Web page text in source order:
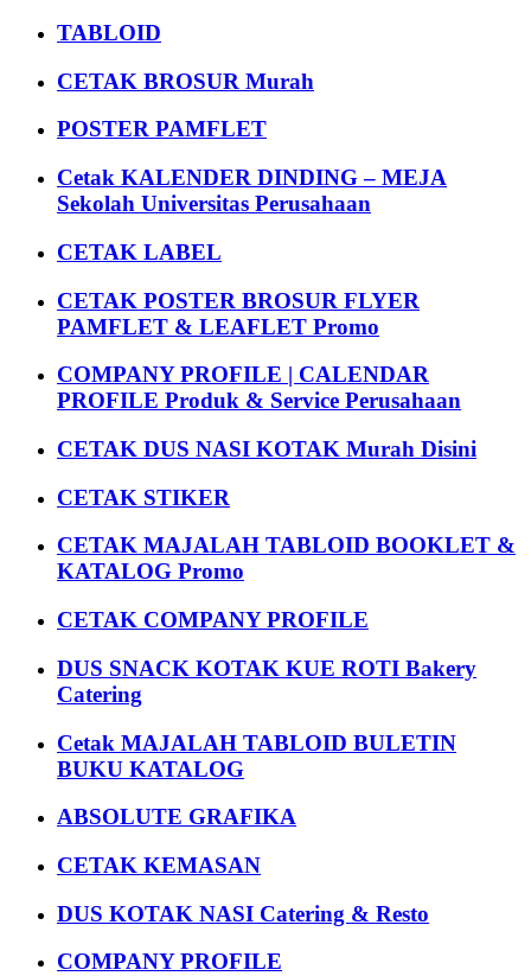
TABLOID
CETAK BROSUR Murah
POSTER PAMFLET
Cetak KALENDER DINDING – MEJA
Sekolah Universitas Perusahaan
CETAK LABEL
CETAK POSTER BROSUR FLYER
PAMFLET & LEAFLET Promo
COMPANY PROFILE | CALENDAR
PROFILE Produk & Service Perusahaan
CETAK DUS NASI KOTAK Murah Disini
CETAK STIKER
CETAK MAJALAH TABLOID BOOKLET &
KATALOG Promo
CETAK COMPANY PROFILE
DUS SNACK KOTAK KUE ROTI Bakery
Catering
Cetak MAJALAH TABLOID BULETIN
BUKU KATALOG
ABSOLUTE GRAFIKA
CETAK KEMASAN
DUS KOTAK NASI Catering & Resto
COMPANY PROFILE